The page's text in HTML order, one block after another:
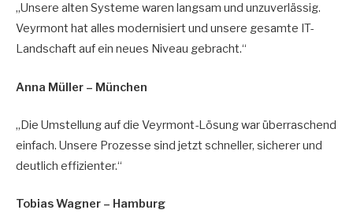
„Unsere alten Systeme waren langsam und unzuverlässig.
Veyrmont hat alles modernisiert und unsere gesamte IT-
Landschaft auf ein neues Niveau gebracht.“
Anna Müller – München
„Die Umstellung auf die Veyrmont-Lösung war überraschend
einfach. Unsere Prozesse sind jetzt schneller, sicherer und
deutlich effizienter.“
Tobias Wagner – Hamburg